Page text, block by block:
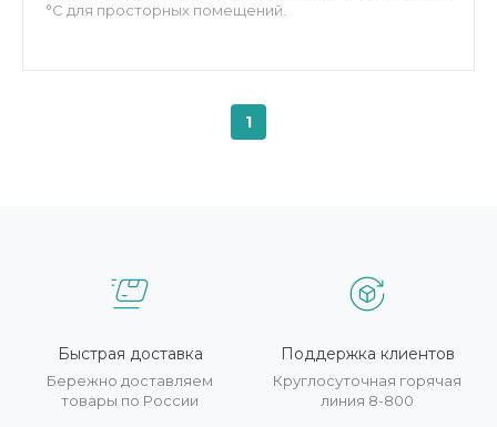
°C для просторных помещений.
1
Быстрая доставка
Бережно доставляем
товары по России
Поддержка клиентов
Круглосуточная горячая
линия 8-800